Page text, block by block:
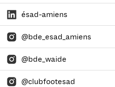
ésad-amiens
@bde_esad_amiens
@bde_waide
@clubfootesad